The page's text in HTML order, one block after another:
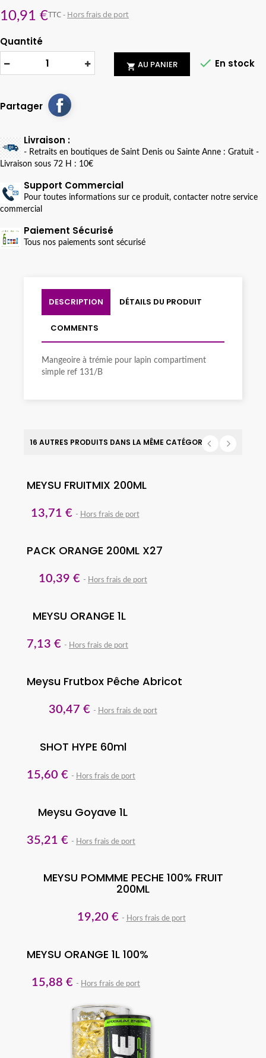
10,91 €TTC Hors frais de port
Quantité
 AU PANIER  En stock
Partager
Livraison :
- Retraits en boutiques de Saint Denis ou Sainte Anne : Gratuit -
Livraison sous 72 H : 10€
Support Commercial
Pour toutes informations sur ce produit, contacter notre service
commercial
Paiement Sécurisé
Tous nos paiements sont sécurisé
DESCRIPTION DÉTAILS DU PRODUIT
COMMENTS
Mangeoire à trémie pour lapin compartiment
simple ref 131/B
16 AUTRES PRODUITS DANS LA MÊME CATÉGORIE :
MEYSU FRUITMIX 200ML
13,71 € Hors frais de port
PACK ORANGE 200ML X27
10,39 € Hors frais de port
MEYSU ORANGE 1L
7,13 € Hors frais de port
Meysu Frutbox Pêche Abricot
30,47 € Hors frais de port
SHOT HYPE 60ml
15,60 € Hors frais de port
Meysu Goyave 1L
35,21 € Hors frais de port
MEYSU POMMME PECHE 100% FRUIT
200ML
19,20 € Hors frais de port
MEYSU ORANGE 1L 100%
15,88 € Hors frais de port